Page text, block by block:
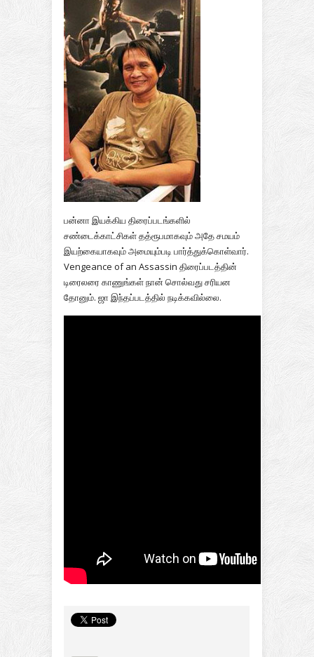
பன்னா இயக்கிய திரைப்படங்களில்
சண்டைக்காட்சிகள் தத்ரூபமாகவும் அதே சமயம்
இயற்கையாகவும் அமையும்படி பார்த்துக்கொள்வார்.
Vengeance of an Assassin திரைப்படத்தின்
டிரைலரை காணுங்கள் நான் சொல்வது சரியன
தோனும். ஜா இந்தப்படத்தில் நடிக்கவில்லை.